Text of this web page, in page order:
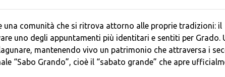
comunità che si ritrova attorno alle proprie tradizioni: il
uno degli appuntamenti più identitari e sentiti per Grado.
mantenendo vivo un patrimonio che attraversa i
“Sabo Grando”, cioè il “sabato grande” che apre